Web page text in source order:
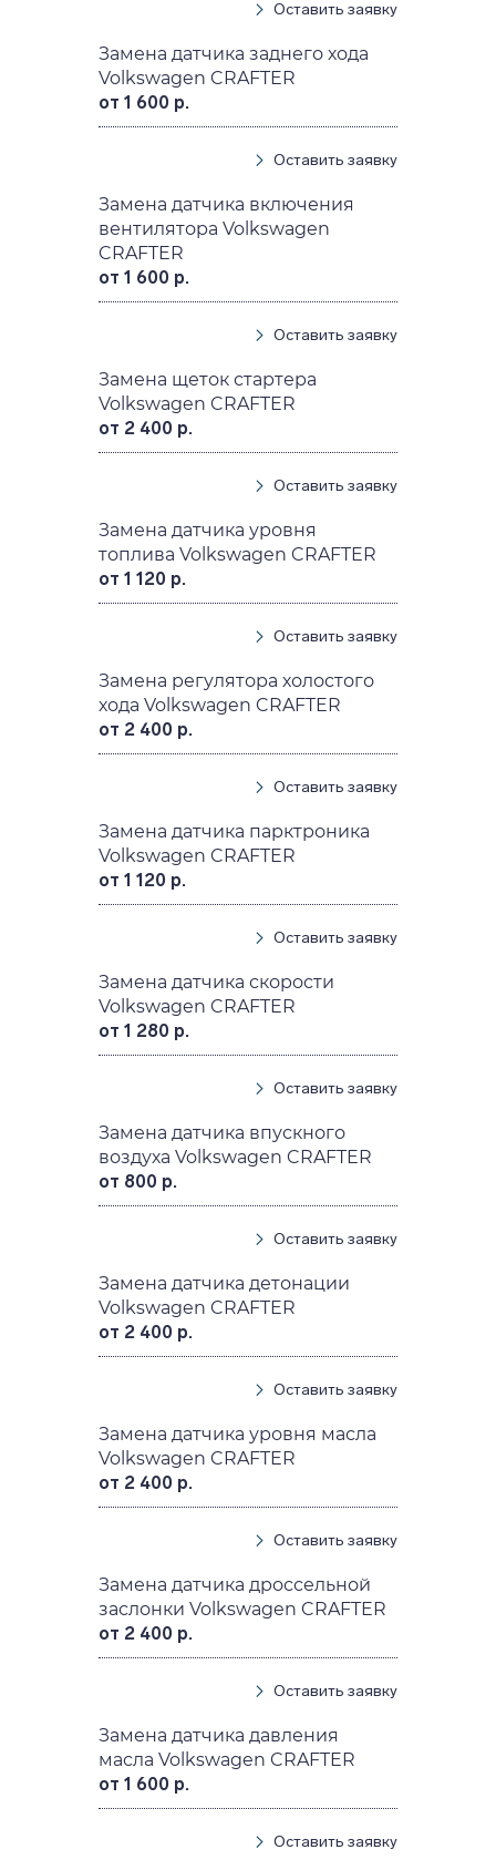
Оставить заявку
Замена датчика заднего хода
Volkswagen CRAFTER
от 1 600 р.
Оставить заявку
Замена датчика включения
вентилятора Volkswagen
CRAFTER
от 1 600 р.
Оставить заявку
Замена щеток стартера
Volkswagen CRAFTER
от 2 400 р.
Оставить заявку
Замена датчика уровня
топлива Volkswagen CRAFTER
от 1 120 р.
Оставить заявку
Замена регулятора холостого
хода Volkswagen CRAFTER
от 2 400 р.
Оставить заявку
Замена датчика парктроника
Volkswagen CRAFTER
от 1 120 р.
Оставить заявку
Замена датчика скорости
Volkswagen CRAFTER
от 1 280 р.
Оставить заявку
Замена датчика впускного
воздуха Volkswagen CRAFTER
от 800 р.
Оставить заявку
Замена датчика детонации
Volkswagen CRAFTER
от 2 400 р.
Оставить заявку
Замена датчика уровня масла
Volkswagen CRAFTER
от 2 400 р.
Оставить заявку
Замена датчика дроссельной
заслонки Volkswagen CRAFTER
от 2 400 р.
Оставить заявку
Замена датчика давления
масла Volkswagen CRAFTER
от 1 600 р.
Оставить заявку